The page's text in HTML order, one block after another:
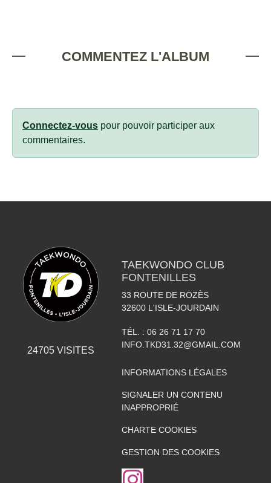
COMMENTEZ L'ALBUM
Connectez-vous pour pouvoir participer aux
commentaires.
24705VISITES
TAEKWONDO CLUB
FONTENILLES
33 ROUTE DE ROZÈS
32600 L'ISLE-JOURDAIN
TÉL. : 06 26 71 17 70
INFO.TKD31.32@GMAIL.COM
INFORMATIONS LÉGALES
SIGNALER UN CONTENU
INAPPROPRIÉ
CHARTE COOKIES
GESTION DES COOKIES